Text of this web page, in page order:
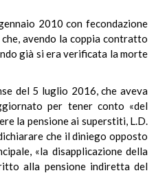
2010 con fecondazione
avendo la coppia contratto
già si era verificata la morte
del 5 luglio 2016, che aveva
per tener conto «del
la pensione ai superstiti, L.D.
che il diniego opposto
«la disapplicazione della
alla pensione indiretta del